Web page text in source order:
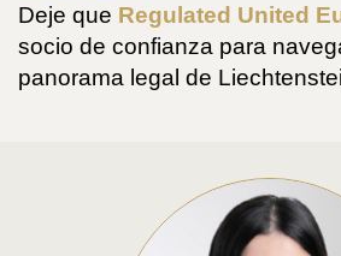
Deje que Regulated United
socio de confianza para
panorama legal de